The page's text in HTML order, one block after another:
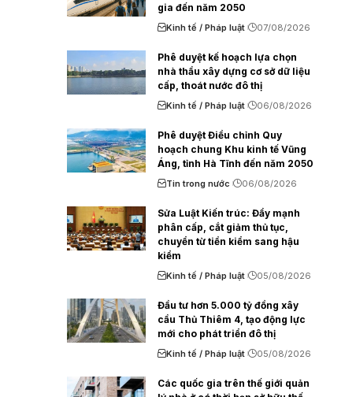
gia đến năm 2050
Kinh tế / Pháp luật 07/08/2026
Phê duyệt kế hoạch lựa chọn
nhà thầu xây dựng cơ sở dữ liệu
cấp, thoát nước đô thị
Kinh tế / Pháp luật 06/08/2026
Phê duyệt Điều chỉnh Quy
hoạch chung Khu kinh tế Vũng
Áng, tỉnh Hà Tĩnh đến năm 2050
Tin trong nước 06/08/2026
Sửa Luật Kiến trúc: Đẩy mạnh
phân cấp, cắt giảm thủ tục,
chuyển từ tiền kiểm sang hậu
kiểm
Kinh tế / Pháp luật 05/08/2026
Đầu tư hơn 5.000 tỷ đồng xây
cầu Thủ Thiêm 4, tạo động lực
mới cho phát triển đô thị
Kinh tế / Pháp luật 05/08/2026
Các quốc gia trên thế giới quản